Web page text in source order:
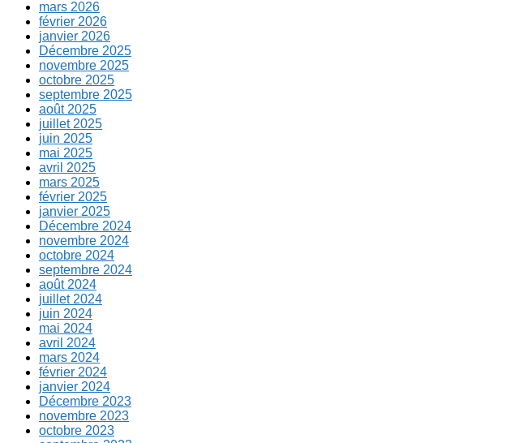
mars 2026
février 2026
janvier 2026
Décembre 2025
novembre 2025
octobre 2025
septembre 2025
août 2025
juillet 2025
juin 2025
mai 2025
avril 2025
mars 2025
février 2025
janvier 2025
Décembre 2024
novembre 2024
octobre 2024
septembre 2024
août 2024
juillet 2024
juin 2024
mai 2024
avril 2024
mars 2024
février 2024
janvier 2024
Décembre 2023
novembre 2023
octobre 2023